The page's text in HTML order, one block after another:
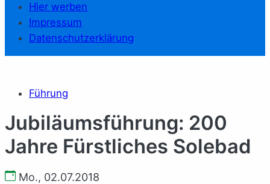
Hier werben
Impressum
Datenschutzerklärung
Führung
Jubiläumsführung: 200
Jahre Fürstliches Solebad
Mo., 02.07.2018